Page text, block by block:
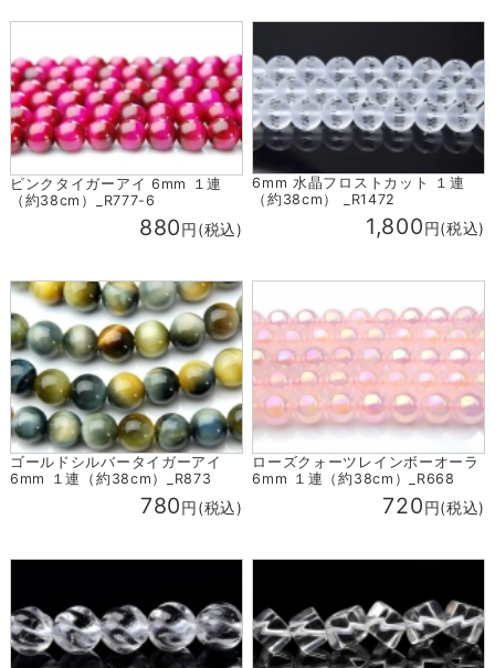
ピンクタイガーアイ 6mm １連
（約38cm）_R777-6
880円(税込)
6mm 水晶フロストカット １連
（約38cm） _R1472
1,800円(税込)
ゴールドシルバータイガーアイ
6mm １連（約38cm）_R873
780円(税込)
ローズクォーツレインボーオーラ
6mm １連（約38cm）_R668
720円(税込)